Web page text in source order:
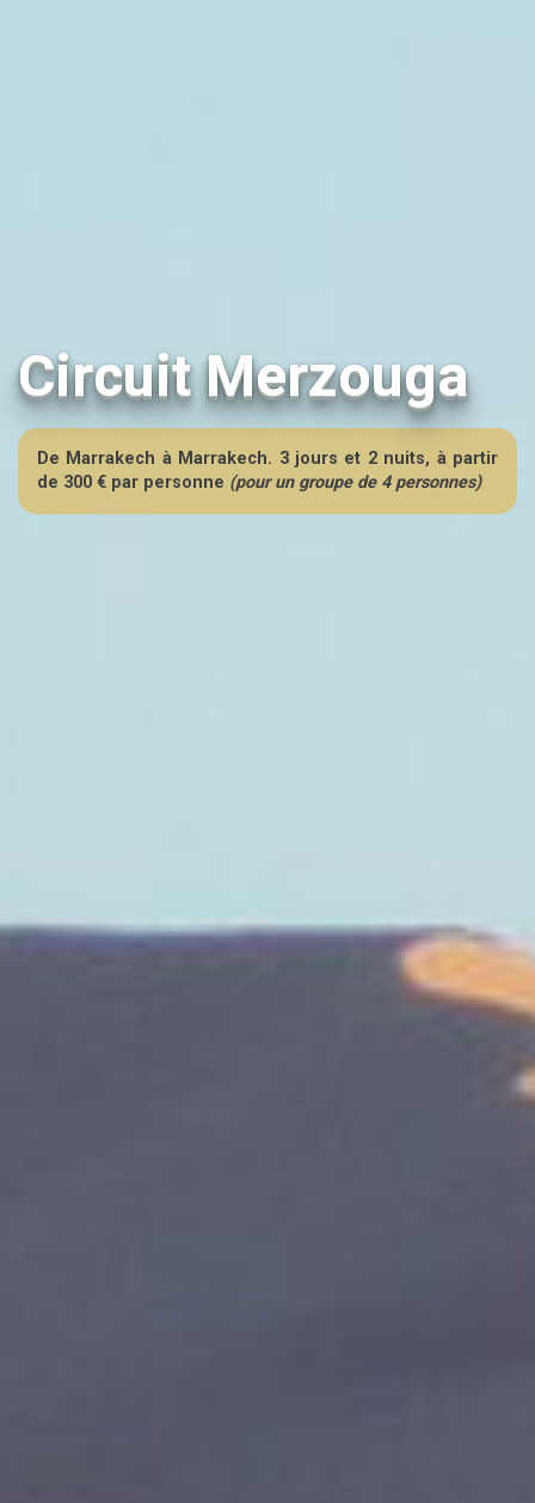
Circuit Merzouga
De Marrakech à Marrakech. 3 jours et 2 nuits, à partir
de 300 € par personne (pour un groupe de 4 personnes)